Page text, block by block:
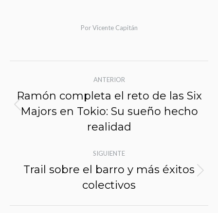
PorVicente Capitán
de
entradas
ANTERIOR
Entrada
anterior:
Ramón completa el reto de las Six
Majors en Tokio: Su sueño hecho
realidad
SIGUIENTE
Siguiente
entrada:
Trail sobre el barro y más éxitos
colectivos